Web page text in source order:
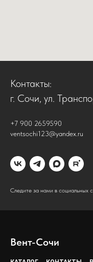
Контакты:
г. Сочи, ул.
+7 900 2659590
ventsochi123@yandex.ru
Следите за нами в социальных
Вент-Сочи